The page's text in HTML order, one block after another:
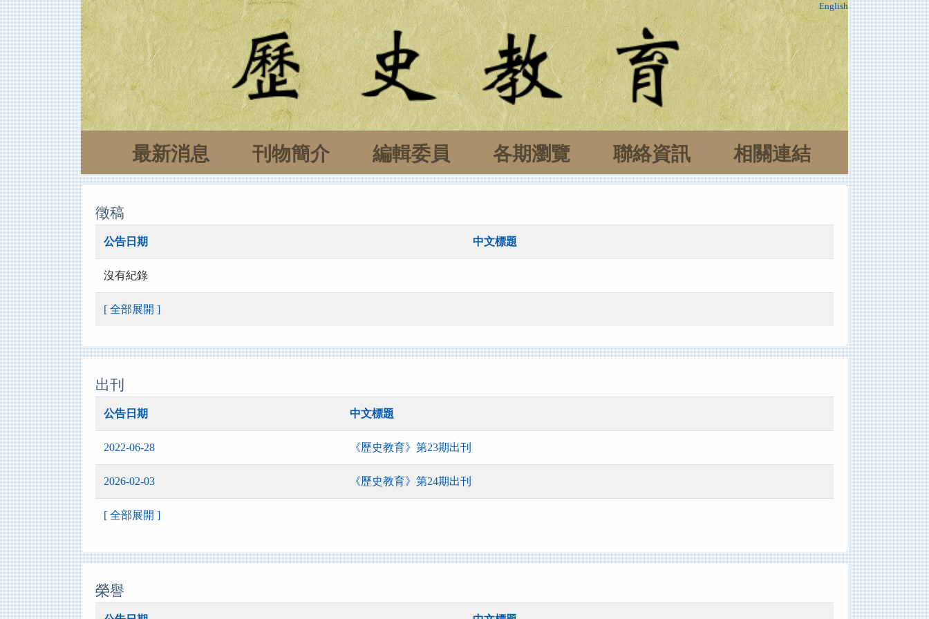
English
最新消息 刊物簡介 編輯委員 各期瀏覽 聯絡資訊 相關連結
徵稿
公告日期 中文標題
沒有紀錄
[ 全部展開 ]
出刊
公告日期 中文標題
2022-06-28 《歷史教育》第23期出刊
2026-02-03 《歷史教育》第24期出刊
[ 全部展開 ]
榮譽